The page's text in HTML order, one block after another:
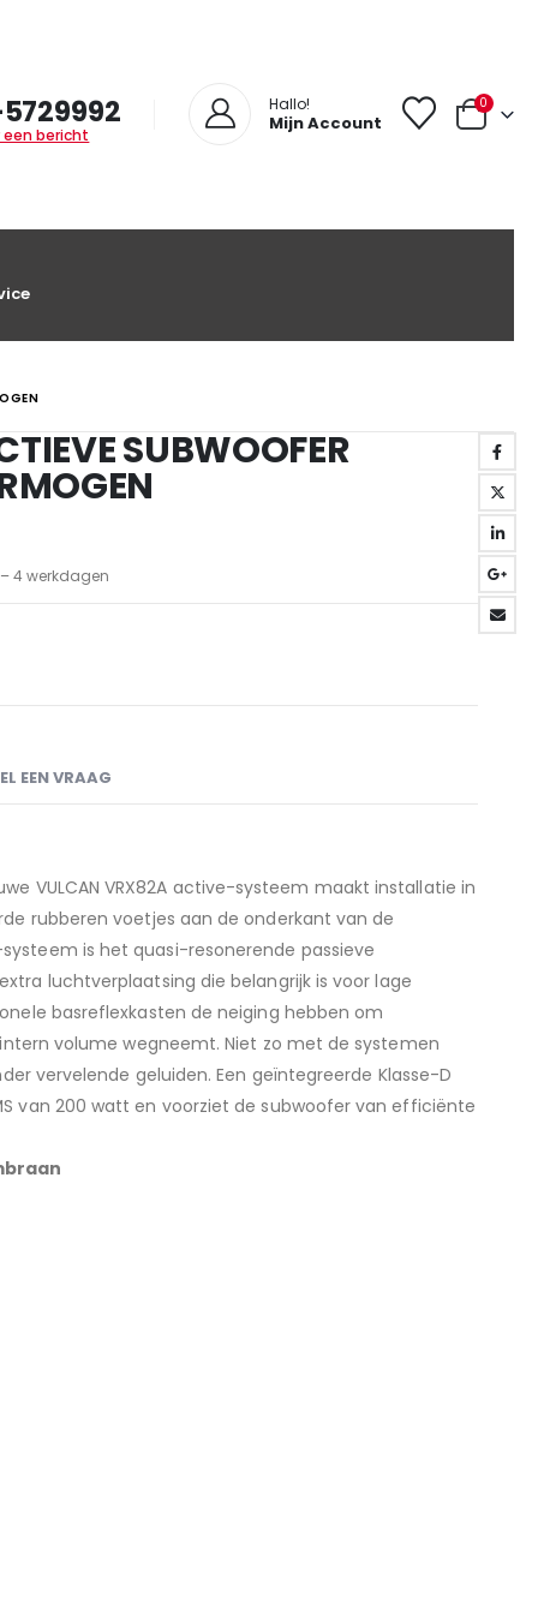
bericht
Hallo!
Mijn Account
0
SUBWOOFER
4 werkdagen
EEN VRAAG
VULCAN VRX82A active-systeem maakt installatie in
rubberen voetjes aan de onderkant van de
systeem is het quasi-resonerende passieve
luchtverplaatsing die belangrijk is voor lage
basreflexkasten de neiging hebben om
volume wegneemt. Niet zo met de systemen
vervelende geluiden. Een geïntegreerde Klasse-D
van 200 watt en voorziet de subwoofer van efficiënte